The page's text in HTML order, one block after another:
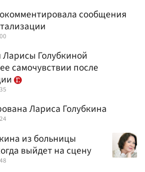
сообщения
Голубкиной
самочувствии после
Лариса Голубкина
из больницы
выйдет на сцену